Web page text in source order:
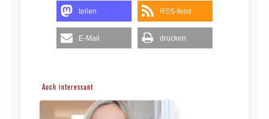
teilen RSS-feed
E-Mail drucken
Auch interessant